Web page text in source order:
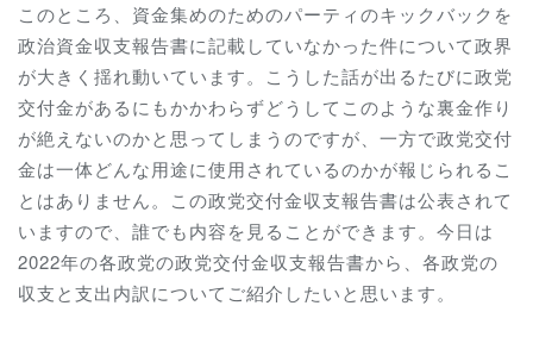
このところ、資金集めのためのパーティのキックバックを
政治資金収支報告書に記載していなかった件について政界
が大きく揺れ動いています。こうした話が出るたびに政党
交付金があるにもかかわらずどうしてこのような裏金作り
が絶えないのかと思ってしまうのですが、一方で政党交付
金は一体どんな用途に使用されているのかが報じられるこ
とはありません。この政党交付金収支報告書は公表されて
いますので、誰でも内容を見ることができます。今日は
2022年の各政党の政党交付金収支報告書から、各政党の
収支と支出内訳についてご紹介したいと思います。